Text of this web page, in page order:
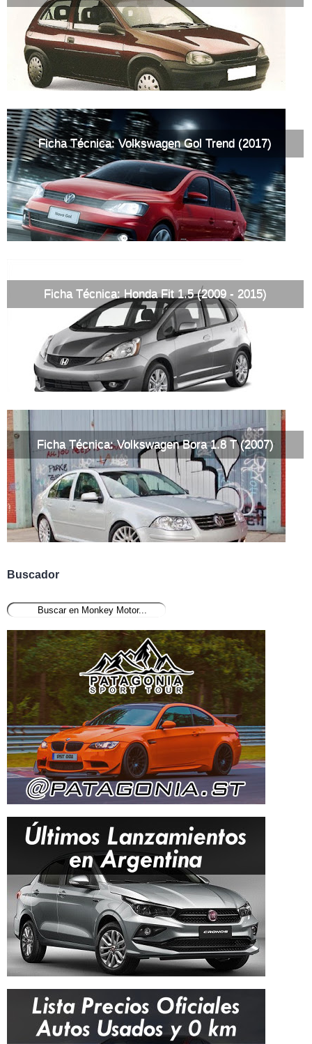
Ficha Técnica: Volkswagen Gol Trend (2017)
Ficha Técnica: Honda Fit 1.5 (2009 - 2015)
Ficha Técnica: Volkswagen Bora 1.8 T (2007)
Buscador